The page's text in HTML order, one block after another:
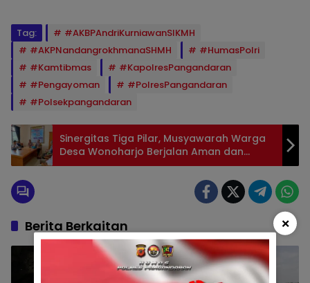
Tag:
#AKBPAndriKurniawanSIKMH
#AKPNandangrokhmanaSHMH
#HumasPolri
#Kamtibmas
#KapolresPangandaran
#Pengayoman
#PolresPangandaran
#Polsekpangandaran
Sinergitas Tiga Pilar, Musyawarah Warga
Desa Wonoharjo Berjalan Aman dan
Kondusif
Berita Berkaitan ×